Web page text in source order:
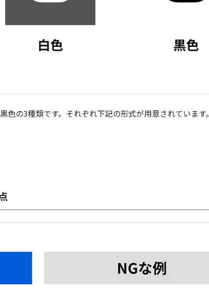
の3種類です。それぞれ下記の形式が用意されています。